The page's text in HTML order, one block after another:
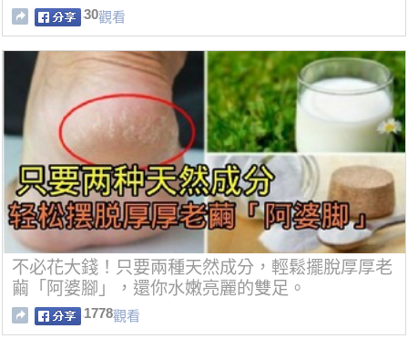
30觀看
不必花大錢！只要兩種天然成分，輕鬆擺脫厚厚老
繭「阿婆腳」，還你水嫩亮麗的雙足。
1778觀看